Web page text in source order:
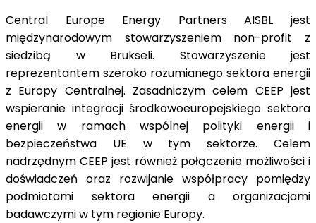
Central Europe Energy Partners AISBL jest
międzynarodowym stowarzyszeniem non-profit z
siedzibą w Brukseli. Stowarzyszenie jest
reprezentantem szeroko rozumianego sektora energii
z Europy Centralnej. Zasadniczym celem CEEP jest
wspieranie integracji środkowoeuropejskiego sektora
energii w ramach wspólnej polityki energii i
bezpieczeństwa UE w tym sektorze. Celem
nadrzędnym CEEP jest również połączenie możliwości i
doświadczeń oraz rozwijanie współpracy pomiędzy
podmiotami sektora energii a organizacjami
badawczymi w tym regionie Europy.